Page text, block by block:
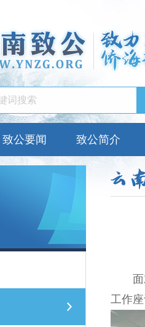
致公要闻 致公简介
面对
工作